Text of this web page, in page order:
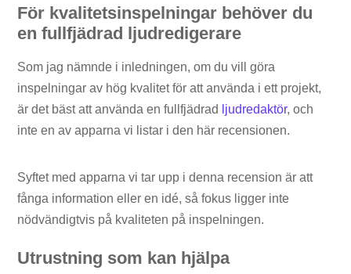
För kvalitetsinspelningar behöver du
en fullfjädrad ljudredigerare
Som jag nämnde i inledningen, om du vill göra
inspelningar av hög kvalitet för att använda i ett projekt,
är det bäst att använda en fullfjädrad
ljudredaktör, och
inte en av apparna vi listar i den här recensionen.
Syftet med apparna vi tar upp i denna recension är att
fånga information eller en idé, så fokus ligger inte
nödvändigtvis på kvaliteten på inspelningen.
Utrustning som kan hjälpa